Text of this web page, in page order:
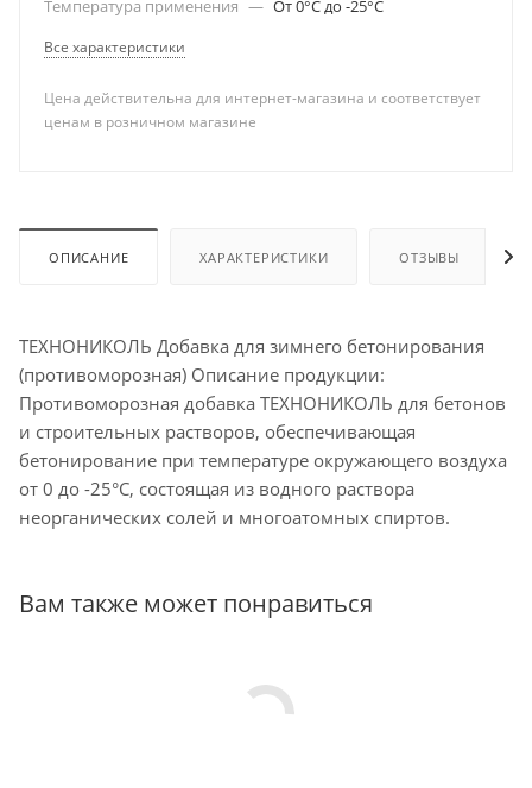
Температура применения — От 0°С до -25°С
Все характеристики
Цена действительна для интернет-магазина и соответствует
ценам в розничном магазине
ОПИСАНИЕ ХАРАКТЕРИСТИКИ ОТЗЫВЫ
ТЕХНОНИКОЛЬ Добавка для зимнего бетонирования
(противоморозная) Описание продукции:
Противоморозная добавка ТЕХНОНИКОЛЬ для бетонов
и строительных растворов, обеспечивающая
бетонирование при температуре окружающего воздуха
от 0 до -25°С, состоящая из водного раствора
неорганических солей и многоатомных спиртов.
Вам также может понравиться